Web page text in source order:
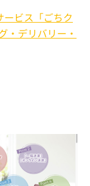
ビス「ごちク
・デリバリー・